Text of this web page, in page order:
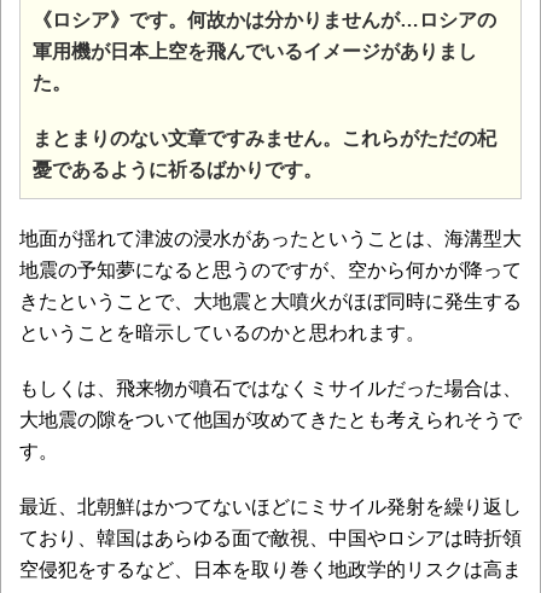
《ロシア》です。何故かは分かりませんが…ロシアの
軍用機が日本上空を飛んでいるイメージがありまし
た。
まとまりのない文章ですみません。これらがただの杞
憂であるように祈るばかりです。
地面が揺れて津波の浸水があったということは、海溝型大
地震の予知夢になると思うのですが、空から何かが降って
きたということで、大地震と大噴火がほぼ同時に発生する
ということを暗示しているのかと思われます。
もしくは、飛来物が噴石ではなくミサイルだった場合は、
大地震の隙をついて他国が攻めてきたとも考えられそうで
す。
最近、北朝鮮はかつてないほどにミサイル発射を繰り返し
ており、韓国はあらゆる面で敵視、中国やロシアは時折領
空侵犯をするなど、日本を取り巻く地政学的リスクは高ま